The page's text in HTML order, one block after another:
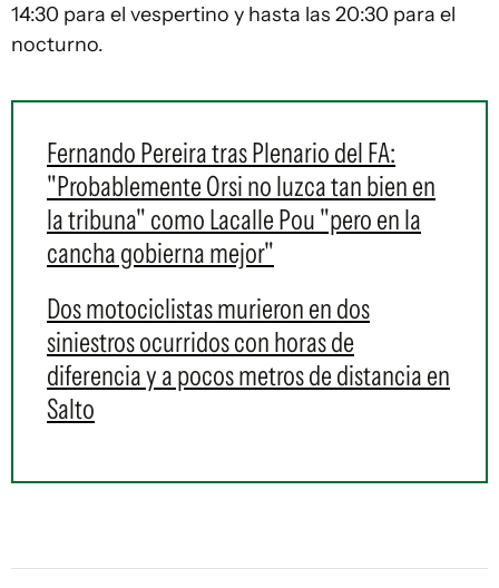
14:30 para el vespertino y hasta las 20:30 para el
nocturno.
Fernando Pereira tras Plenario del FA:
"Probablemente Orsi no luzca tan bien en
la tribuna" como Lacalle Pou "pero en la
cancha gobierna mejor"
Dos motociclistas murieron en dos
siniestros ocurridos con horas de
diferencia y a pocos metros de distancia en
Salto